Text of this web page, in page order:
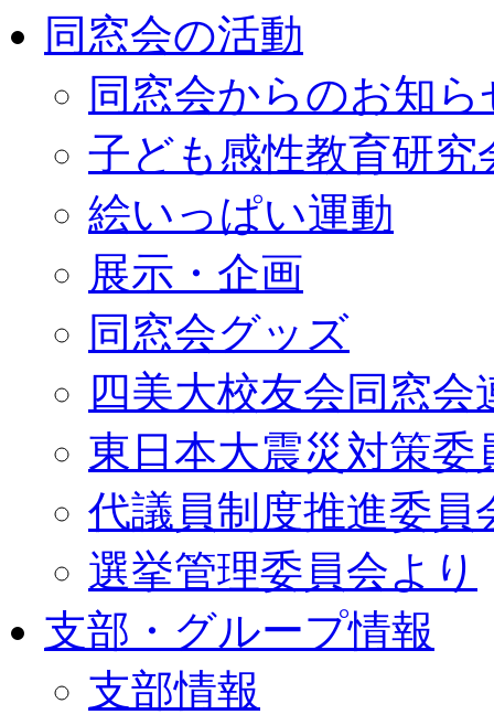
同窓会の活動
同窓会からのお知ら
子ども感性教育研究
絵いっぱい運動
展示・企画
同窓会グッズ
四美大校友会同窓会
東日本大震災対策委
代議員制度推進委員
選挙管理委員会より
支部・グループ情報
支部情報